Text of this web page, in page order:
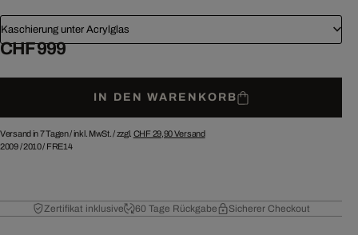
Kaschierung unter Acrylglas
CHF 999
IN DEN WARENKORB
Versand in 7 Tagen /inkl. MwSt. / zzgl. CHF 29,90Versand
2009/2010/ FRE14
Zertifikat inklusive 60 Tage Rückgabe Sicherer Checkout